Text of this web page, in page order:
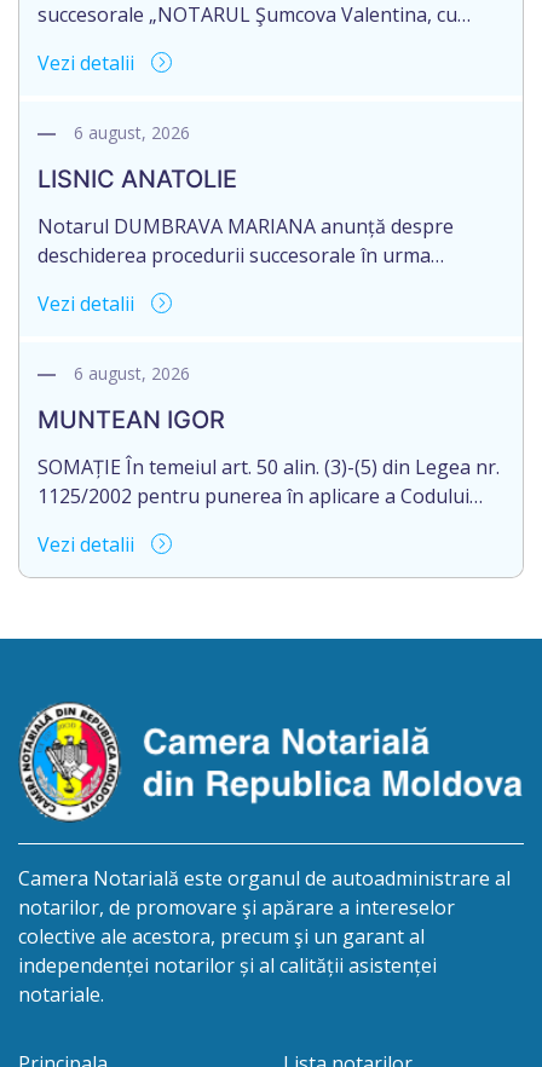
succesorale „NOTARUL Şumcova Valentina, cu
Mun.Chişinău, bd. Mircea cel Bătrân, nr. 24, anunţă
decesului cet. JOSAN ECATERINA, născută la data de
decedată la data de 12.12.2025. Există un testament.
Eliberarea certificatului de moştenitor este […]
Vezi detalii
6 august, 2026
LISNIC ANATOLIE
Notarul DUMBRAVA MARIANA anunță despre
deschiderea procedurii succesorale în urma
27.04.1953, decedat la data de 28 iulie 2026, IDNP
prevederilor legale, pentru moștenirile deschise
succesiunii este de 12 luni din data decesului (data
deschiderii moștenirii). Eliberarea certificatului […]
Vezi detalii
6 august, 2026
MUNTEAN IGOR
SOMAȚIE În temeiul art. 50 alin. (3)-(5) din Legea nr.
1125/2002 pentru punerea în aplicare a Codului
sediul biroului în mun. Chişinău, str. Academiei, nr.
12, aduce la cunoștință cet. MUNTEAN IGOR,
nu este cunoscută, despre deschiderea procedurii
Vezi detalii
Camera Notarială este organul de autoadministrare al
notarilor, de promovare şi apărare a intereselor
colective ale acestora, precum şi un garant al
independenței notarilor și al calității asistenței
notariale.